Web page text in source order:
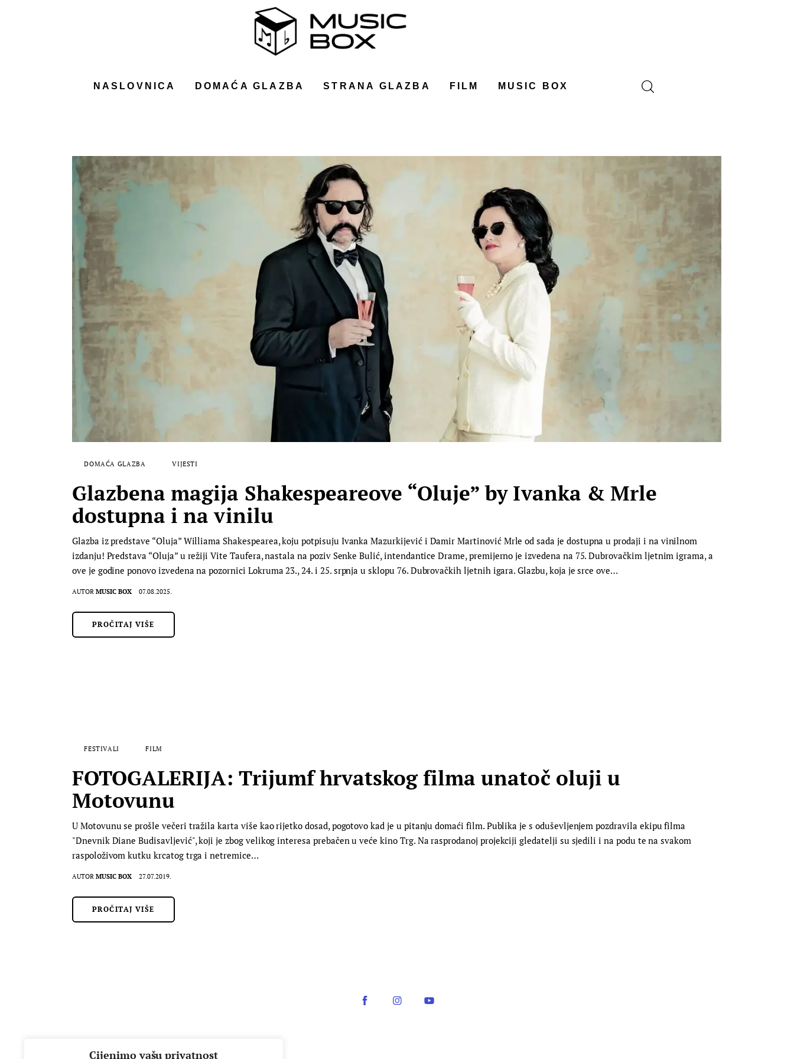
Cijenimo vašu privatnost
NASLOVNICA DOMAĆA GLAZBA STRANA GLAZBA FILM MUSIC BOX
DOMAĆA GLAZBA VIJESTI
Glazbena magija Shakespeareove “Oluje” by Ivanka & Mrle
dostupna i na vinilu
Glazba iz predstave “Oluja” Williama Shakespearea, koju potpisuju Ivanka Mazurkijević i Damir Martinović Mrle od sada je dostupna u prodaji i na vinilnom
izdanju! Predstava “Oluja” u režiji Vite Taufera, nastala na poziv Senke Bulić, intendantice Drame, premijerno je izvedena na 75. Dubrovačkim ljetnim igrama, a
ove je godine ponovo izvedena na pozornici Lokruma 23., 24. i 25. srpnja u sklopu 76. Dubrovačkih ljetnih igara. Glazbu, koja je srce ove…
AUTOR MUSIC BOX 07.08.2025.
PROČITAJ VIŠE
FESTIVALI FILM
FOTOGALERIJA: Trijumf hrvatskog filma unatoč oluji u
Motovunu
U Motovunu se prošle večeri tražila karta više kao rijetko dosad, pogotovo kad je u pitanju domaći film. Publika je s oduševljenjem pozdravila ekipu filma
"Dnevnik Diane Budisavljević", koji je zbog velikog interesa prebačen u veće kino Trg. Na rasprodanoj projekciji gledatelji su sjedili i na podu te na svakom
raspoloživom kutku krcatog trga i netremice…
AUTOR MUSIC BOX 27.07.2019.
PROČITAJ VIŠE